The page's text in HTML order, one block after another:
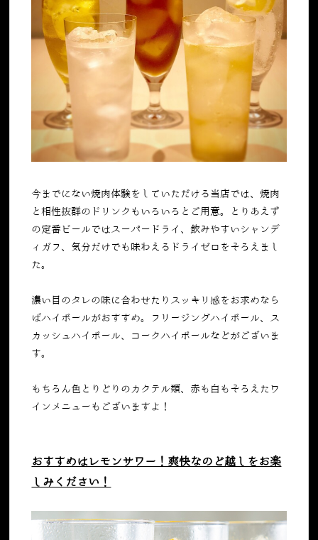
今までにない焼肉体験をしていただける当店では、焼肉
と相性抜群のドリンクもいろいろとご用意。とりあえず
の定番ビールではスーパードライ、飲みやすいシャンデ
ィガフ、気分だけでも味わえるドライゼロをそろえまし
た。
濃い目のタレの味に合わせたりスッキリ感をお求めなら
ばハイボールがおすすめ。フリージングハイボール、ス
カッシュハイボール、コークハイボールなどがございま
す。
もちろん色とりどりのカクテル類、赤も白もそろえたワ
インメニューもございますよ！
おすすめはレモンサワー！爽快なのど越しをお楽
しみください！